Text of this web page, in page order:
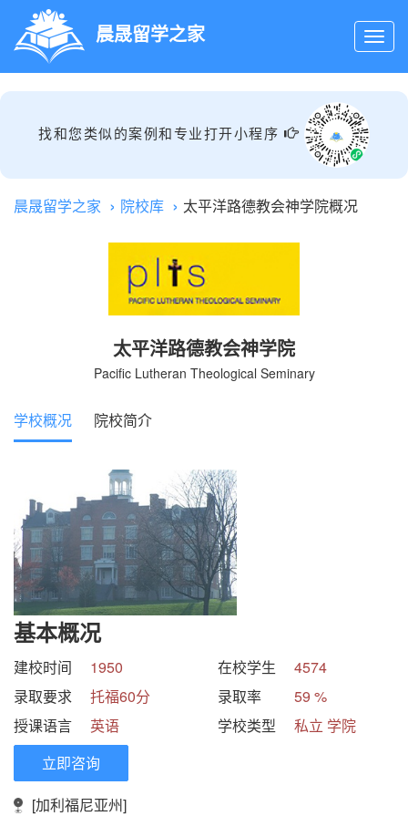
晨晟留学之家
找和您类似的案例和专业打开小程序
晨晟留学之家 院校库 太平洋路德教会神学院概况
太平洋路德教会神学院
Pacific Lutheran Theological Seminary
学校概况 院校简介
基本概况
建校时间 1950 在校学生
4574
录取要求
托福60分 录取率
59 %
授课语言
英语 学校类型
私立 学院
立即咨询
[加利福尼亚州]